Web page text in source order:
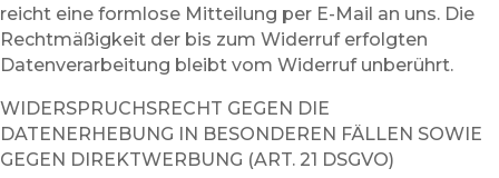
reicht eine formlose Mitteilung per E-Mail an uns. Die
Rechtmäßigkeit der bis zum Widerruf erfolgten
Datenverarbeitung bleibt vom Widerruf unberührt.
WIDERSPRUCHSRECHT GEGEN DIE
DATENERHEBUNG IN BESONDEREN FÄLLEN SOWIE
GEGEN DIREKTWERBUNG (ART. 21 DSGVO)